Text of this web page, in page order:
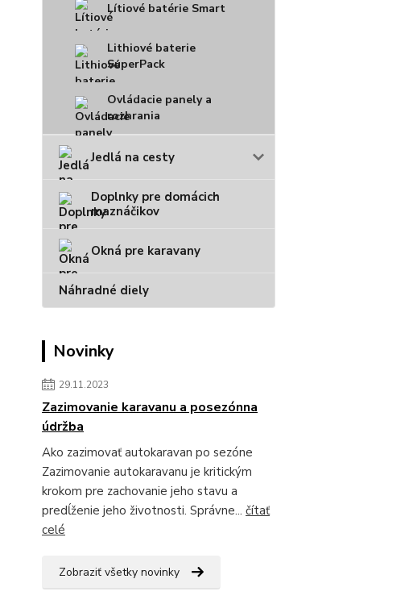
Lítiové batérie Smart
Lithiové baterie
SuperPack
Ovládacie panely a
rozhrania
Jedlá na cesty
Doplnky pre domácich
maznáčikov
Okná pre karavany
Náhradné diely
Novinky
29.11.2023
Zazimovanie karavanu a posezónna
údržba
Ako zazimovať autokaravan po sezóne
Zazimovanie autokaravanu je kritickým
krokom pre zachovanie jeho stavu a
predĺženie jeho životnosti. Správne... čítať
celé
Zobraziť všetky novinky